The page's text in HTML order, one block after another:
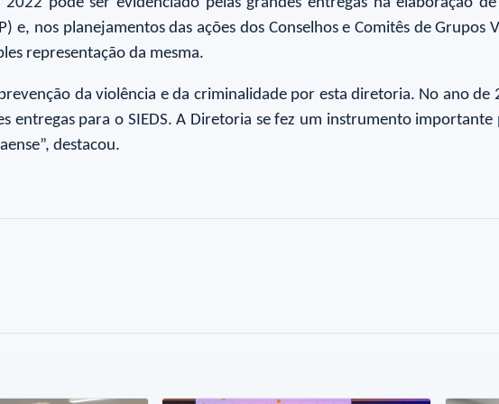
e, nos planejamentos das ações dos Conselhos e Comitês de Grupos
representação da mesma.
da violência e da criminalidade por esta diretoria. No ano de
entregas para o SIEDS. A Diretoria se fez um instrumento
destacou.